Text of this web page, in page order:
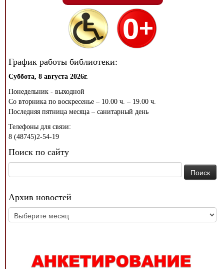
График работы библиотеки:
Суббота, 8 августа 2026г.
Понедельник - выходной
Со вторника по воскресенье – 10.00 ч. – 19.00 ч.
Последняя пятница месяца – санитарный день
Телефоны для связи:
8 (48745)2-54-19
Поиск по сайту
Архив новостей
Архив
новостей